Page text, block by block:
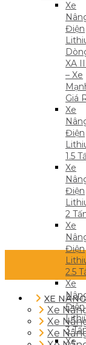
Xe
Điện
XA
– Xe
Giá
Xe
Điện
1.5
Xe
Điện
2
Xe
Điện
2.5
Xe
Điện
3
Xe
XE
Xe
Xe
Xe